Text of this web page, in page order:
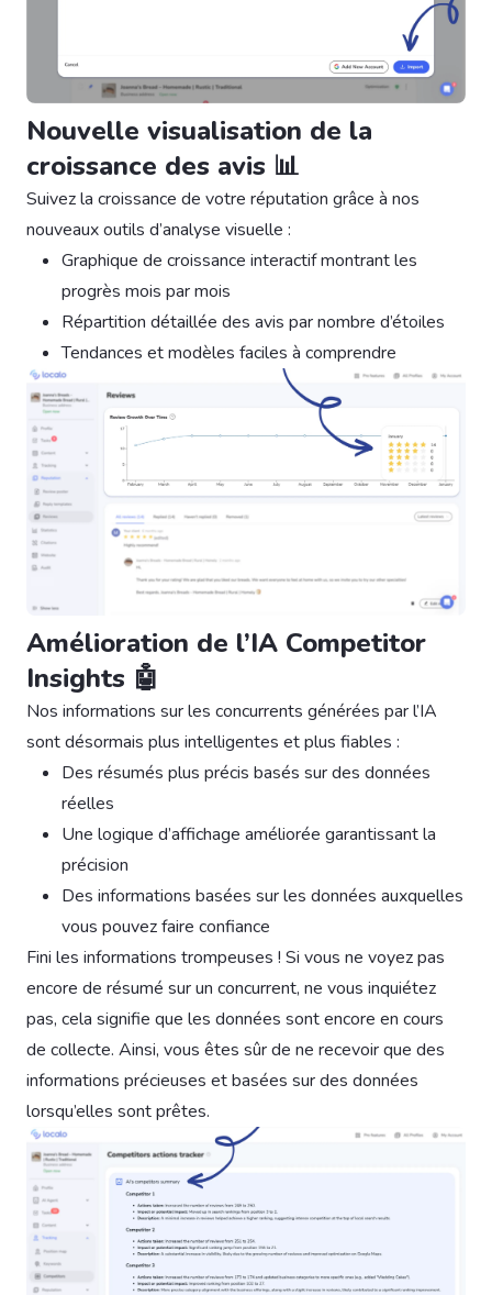
Nouvelle visualisation de la
croissance des avis 📊
Suivez la croissance de votre réputation grâce à nos
nouveaux outils d’analyse visuelle :
Graphique de croissance interactif montrant les
progrès mois par mois
Répartition détaillée des avis par nombre d’étoiles
Tendances et modèles faciles à comprendre
Amélioration de l’IA Competitor
Insights 🤖
Nos informations sur les concurrents générées par l’IA
sont désormais plus intelligentes et plus fiables :
Des résumés plus précis basés sur des données
réelles
Une logique d’affichage améliorée garantissant la
précision
Des informations basées sur les données auxquelles
vous pouvez faire confiance
Fini les informations trompeuses ! Si vous ne voyez pas
encore de résumé sur un concurrent, ne vous inquiétez
pas, cela signifie que les données sont encore en cours
de collecte. Ainsi, vous êtes sûr de ne recevoir que des
informations précieuses et basées sur des données
lorsqu’elles sont prêtes.